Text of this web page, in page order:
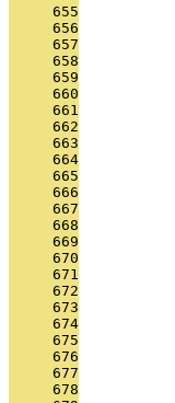
     655
     656
     657
     658
     659
     660
     661
     662
     663
     664
     665
     666
     667
     668
     669
     670
     671
     672
     673
     674
     675
     676
     677
     678